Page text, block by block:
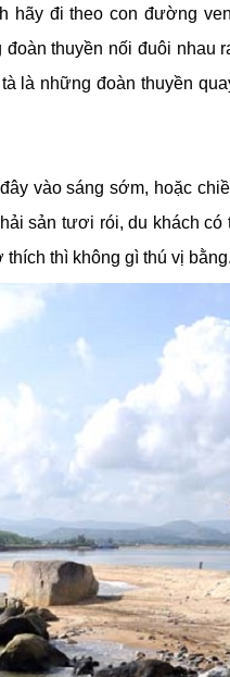
đi theo con đường
thuyền nối đuôi nhau
là những đoàn thuyền
vào sáng sớm, hoặc
sản tươi rói, du khách có
thì không gì thú vị bằng.